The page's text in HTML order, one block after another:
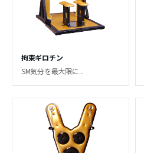
拘束ギロチン
SM気分を最大限に...